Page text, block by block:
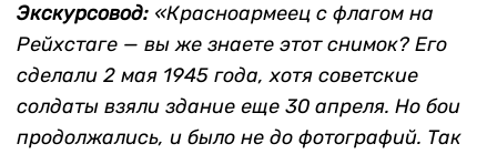
Экскурсовод: «Красноармеец с флагом на
Рейхстаге — вы же знаете этот снимок? Его
сделали 2 мая 1945 года, хотя советские
солдаты взяли здание еще 30 апреля. Но бои
продолжались, и было не до фотографий. Так